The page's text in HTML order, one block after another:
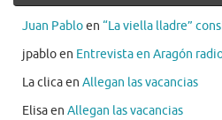
Juan Pabloen “La viella lladre”
jpabloen Entrevista en Aragón
La clicaen Allegan las vacancias
Elisaen Allegan las vacancias